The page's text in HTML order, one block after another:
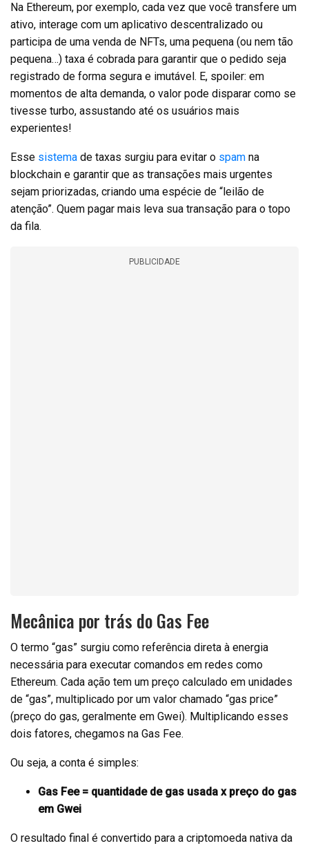
Na Ethereum, por exemplo, cada vez que você transfere um
ativo, interage com um aplicativo descentralizado ou
participa de uma venda de NFTs, uma pequena (ou nem tão
pequena…) taxa é cobrada para garantir que o pedido seja
registrado de forma segura e imutável. E, spoiler: em
momentos de alta demanda, o valor pode disparar como se
tivesse turbo, assustando até os usuários mais
experientes!
Esse sistema de taxas surgiu para evitar o spam na
blockchain e garantir que as transações mais urgentes
sejam priorizadas, criando uma espécie de “leilão de
atenção”. Quem pagar mais leva sua transação para o topo
da fila.
PUBLICIDADE
Mecânica por trás do Gas Fee
O termo “gas” surgiu como referência direta à energia
necessária para executar comandos em redes como
Ethereum. Cada ação tem um preço calculado em unidades
de “gas”, multiplicado por um valor chamado “gas price”
(preço do gas, geralmente em Gwei). Multiplicando esses
dois fatores, chegamos na Gas Fee.
Ou seja, a conta é simples:
Gas Fee = quantidade de gas usada x preço do gas
em Gwei
O resultado final é convertido para a criptomoeda nativa da